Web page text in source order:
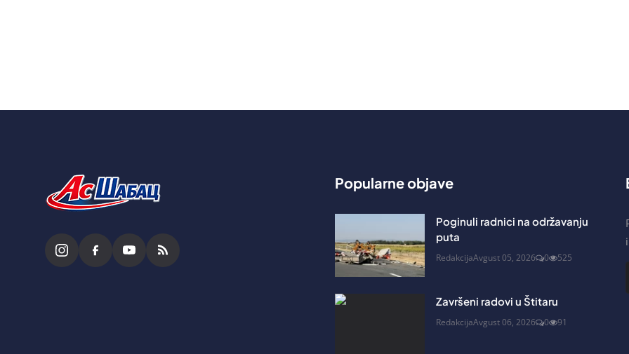
Popularne objave
Poginuli radnici na održavanju
puta
RedakcijaAvgust 05, 2026 0 525
Završeni radovi u Štitaru
RedakcijaAvgust 06, 2026 0 91